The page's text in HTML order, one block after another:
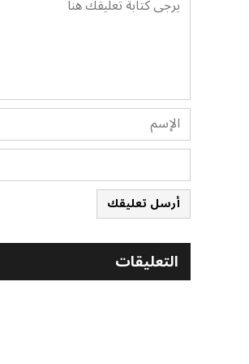
أرسل تعليقك
التعليقات